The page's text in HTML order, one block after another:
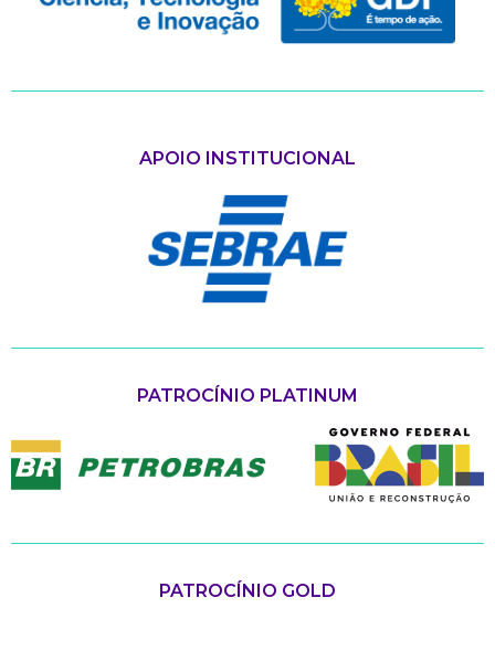
APOIO INSTITUCIONAL
PATROCÍNIO PLATINUM
PATROCÍNIO GOLD